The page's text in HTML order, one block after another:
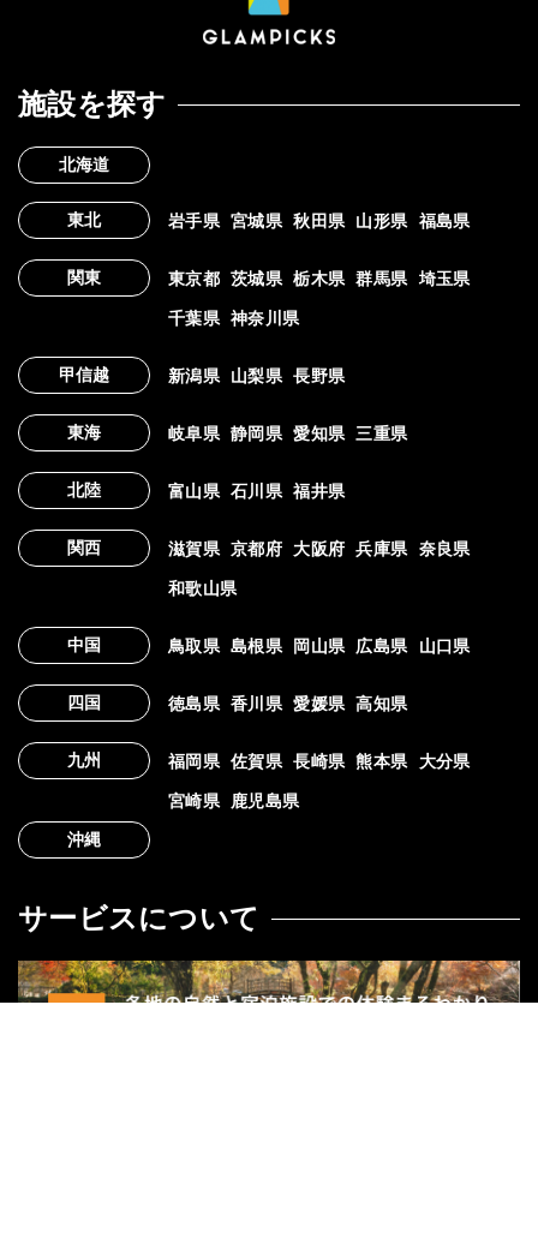
施設を探す
北海道
東北 岩手県 宮城県 秋田県 山形県 福島県
関東 東京都 茨城県 栃木県 群馬県 埼玉県
千葉県 神奈川県
甲信越 新潟県 山梨県 長野県
東海 岐阜県 静岡県 愛知県 三重県
北陸 富山県 石川県 福井県
関西 滋賀県 京都府 大阪府 兵庫県 奈良県
和歌山県
中国 鳥取県 島根県 岡山県 広島県 山口県
四国 徳島県 香川県 愛媛県 高知県
九州 福岡県 佐賀県 長崎県 熊本県 大分県
宮崎県
鹿児島県
沖縄
サービスについて